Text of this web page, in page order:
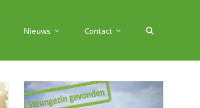
Nieuws Contact